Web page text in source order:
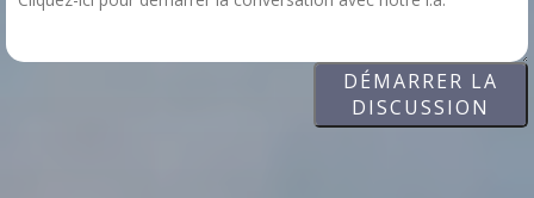
DÉMARRER LA
DISCUSSION